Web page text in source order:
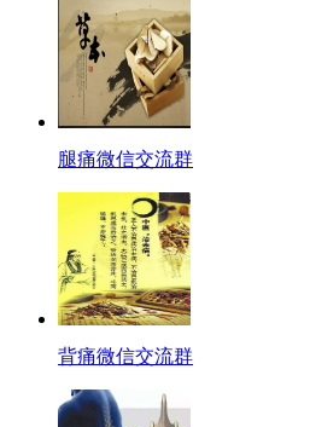
腿痛微信交流群
背痛微信交流群